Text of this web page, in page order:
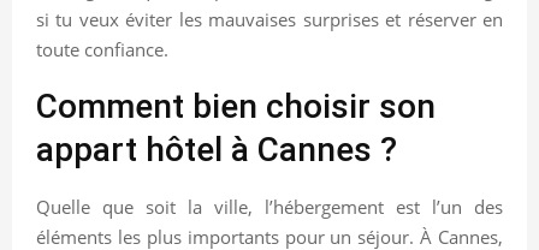
si tu veux éviter les mauvaises surprises et réserver en
toute confiance.
Comment bien choisir son
appart hôtel à Cannes ?
Quelle que soit la ville, l’hébergement est l’un des
éléments les plus importants pour un séjour. À Cannes,